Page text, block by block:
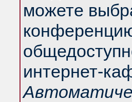
можете
интернет-